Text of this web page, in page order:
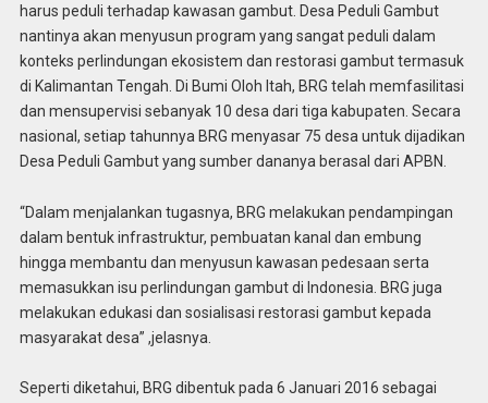
harus peduli terhadap kawasan gambut. Desa Peduli Gambut
nantinya akan menyusun program yang sangat peduli dalam
konteks perlindungan ekosistem dan restorasi gambut termasuk
di Kalimantan Tengah. Di Bumi Oloh Itah, BRG telah memfasilitasi
dan mensupervisi sebanyak 10 desa dari tiga kabupaten. Secara
nasional, setiap tahunnya BRG menyasar 75 desa untuk dijadikan
Desa Peduli Gambut yang sumber dananya berasal dari APBN.
“Dalam menjalankan tugasnya, BRG melakukan pendampingan
dalam bentuk infrastruktur, pembuatan kanal dan embung
hingga membantu dan menyusun kawasan pedesaan serta
memasukkan isu perlindungan gambut di Indonesia. BRG juga
melakukan edukasi dan sosialisasi restorasi gambut kepada
masyarakat desa” ,jelasnya.
Seperti diketahui, BRG dibentuk pada 6 Januari 2016 sebagai